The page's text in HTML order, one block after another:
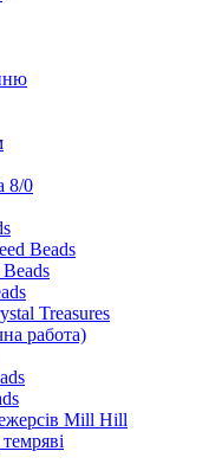
8/0
Beads
Treasures
работа)
Mill Hill